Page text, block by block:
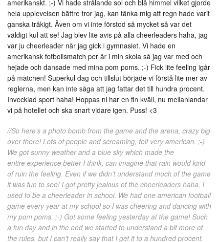
amerikanskt. ;-) Vi hade strålande sol och blå himmel vilket gjorde
hela upplevelsen bättre tror jag, kan tänka mig att regn hade varit
ganska tråkigt. Även om vi inte förstod så mycket så var det
väldigt kul att se! Jag blev lite avis på alla cheerleaders haha, jag
var ju cheerleader när jag gick i gymnasiet. Vi hade en
amerikansk fotbollsmatch per år i min skola så jag var med och
hejade och dansade med mina pom poms. ;-) Fick lite feeling igår
på matchen! Superkul dag och tillslut började vi förstå lite mer av
reglerna, men kan inte säga att jag fattar det till hundra procent.
Invecklad sport haha! Hoppas ni har en fin kväll, nu mellanlandar
vi på hotellet och ska snart vidare igen. Puss! <3
//So here’s a photo bomb from the game and the arena, crazy big
over there! Lots of people and screaming, felt very american. ;-)
We got sunny weather and a blue sky which made the
entire experience better I think, can imagine that rain would kind
of ruin the feeling. Even if we didn’t understand much of the game
it was fun to see! I got pretty jealous of the cheerleaders haha, I
used to be a cheerleader in school. We had one american football
game every year at my school so I was cheering and dancing with
my pom poms. ;-) Got some feeling yesterday at the game! Such
a fun day and in the end we started to understand a bit more of
the rules, but I can’t really say that I get it to a hundred procent.